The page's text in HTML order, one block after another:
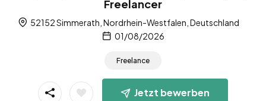
Freelancer
52152 Simmerath, Nordrhein-Westfalen, Deutschland
01/08/2026
Freelance
Jetzt bewerben